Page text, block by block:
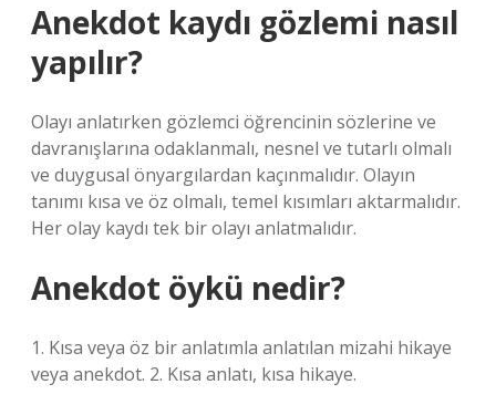
Anekdot kaydı gözlemi nasıl
yapılır?
Olayı anlatırken gözlemci öğrencinin sözlerine ve
davranışlarına odaklanmalı, nesnel ve tutarlı olmalı
ve duygusal önyargılardan kaçınmalıdır. Olayın
tanımı kısa ve öz olmalı, temel kısımları aktarmalıdır.
Her olay kaydı tek bir olayı anlatmalıdır.
Anekdot öykü nedir?
1. Kısa veya öz bir anlatımla anlatılan mizahi hikaye
veya anekdot. 2. Kısa anlatı, kısa hikaye.